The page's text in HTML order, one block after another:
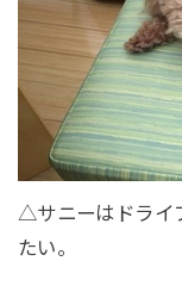
△サニーはドライ
たい。